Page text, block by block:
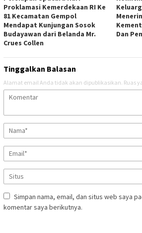
Proklamasi Kemerdekaan RI Ke
81 Kecamatan Gempol
Mendapat Kunjungan Sosok
Budayawan dari Belanda Mr.
Crues Collen
Dan
Tinggalkan Balasan
Alamat email Anda tidak akan dipublikasikan. Ruas
Simpan nama, email, dan situs web saya
komentar saya berikutnya.